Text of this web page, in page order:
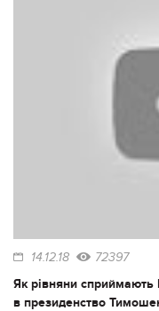
14.12.18 72397
Як рівняни сприймають
в президенство